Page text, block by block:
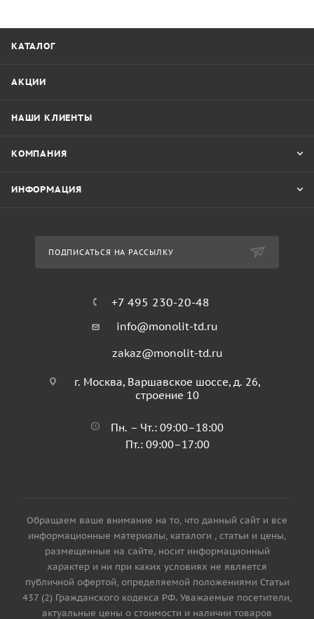
КАТАЛОГ
АКЦИИ
НАШИ КЛИЕНТЫ
КОМПАНИЯ
ИНФОРМАЦИЯ
ПОДПИСАТЬСЯ НА РАССЫЛКУ
+7 495 230-20-48
info@monolit-td.ru
zakaz@monolit-td.ru
г. Москва, Варшавское шоссе, д. 26,
строение 10
Пн. – Чт.: 09:00–18:00
Пт.: 09:00–17:00
Обращаем ваше внимание на то, что данный сайт и все
информационные материалы, каталоги , статьи и цены,
размещенные на сайте, носит информационный
характер и ни при каких условиях не является
публичной офертой, определяемой положениями Статьи
437 (2) Гражданского кодекса РФ. Уважаемые посетители,
актуальные цены о стоимости и наличии товаров